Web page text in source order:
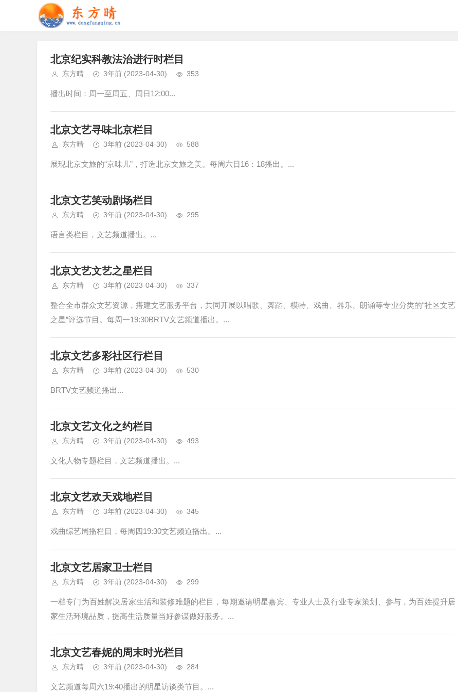
北京纪实科教法治进行时栏目
东方晴 3年前 (2023-04-30) 353
播出时间：周一至周五、周日12:00...
北京文艺寻味北京栏目
东方晴 3年前 (2023-04-30) 588
展现北京文旅的“京味儿”，打造北京文旅之美。每周六日16：18播出。...
北京文艺笑动剧场栏目
东方晴 3年前 (2023-04-30) 295
语言类栏目，文艺频道播出。...
北京文艺文艺之星栏目
东方晴 3年前 (2023-04-30) 337
整合全市群众文艺资源，搭建文艺服务平台，共同开展以唱歌、舞蹈、模特、戏曲、器乐、朗诵等专业分类的“社区文艺
之星”评选节目。每周一19:30BRTV文艺频道播出。...
北京文艺多彩社区行栏目
东方晴 3年前 (2023-04-30) 530
BRTV文艺频道播出...
北京文艺文化之约栏目
东方晴 3年前 (2023-04-30) 493
文化人物专题栏目，文艺频道播出。...
北京文艺欢天戏地栏目
东方晴 3年前 (2023-04-30) 345
戏曲综艺周播栏目，每周四19:30文艺频道播出。...
北京文艺居家卫士栏目
东方晴 3年前 (2023-04-30) 299
一档专门为百姓解决居家生活和装修难题的栏目，每期邀请明星嘉宾、专业人士及行业专家策划、参与，为百姓提升居
家生活环境品质，提高生活质量当好参谋做好服务。...
北京文艺春妮的周末时光栏目
东方晴 3年前 (2023-04-30) 284
文艺频道每周六19:40播出的明星访谈类节目。...